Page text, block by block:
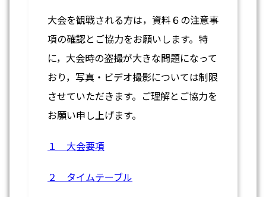
大会を観戦される方は，資料６の注意事
項の確認とご協力をお願いします。特
に，大会時の盗撮が大きな問題になって
おり，写真・ビデオ撮影については制限
させていただきます。ご理解とご協力を
お願い申し上げます。
１ 大会要項
２ タイムテーブル